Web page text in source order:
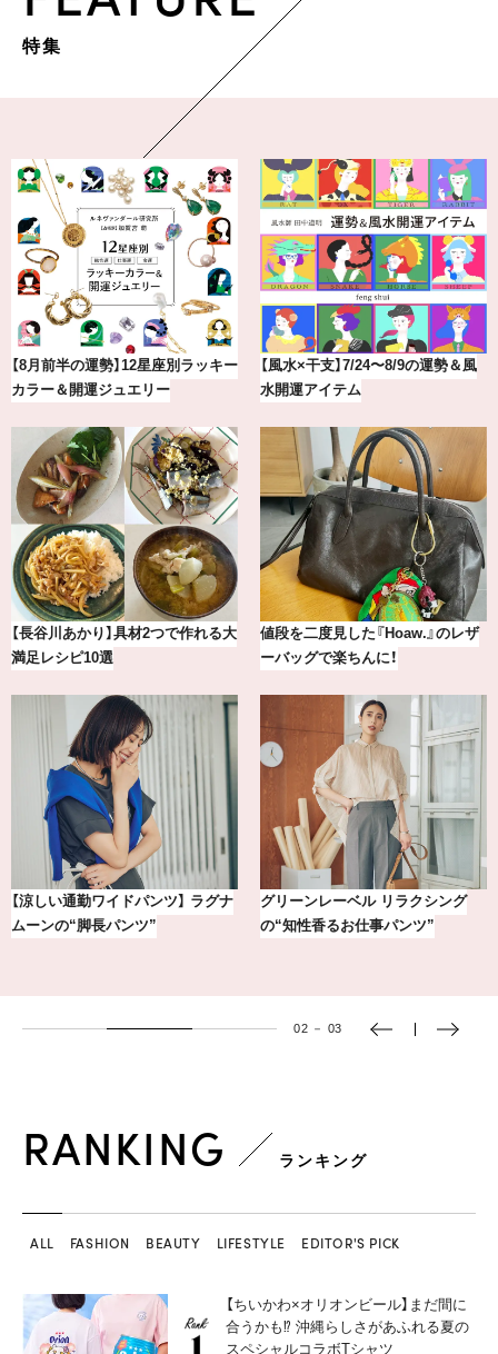
特集
最新版！東京都内のおしゃれな朝活
カフェ＆モーニング9選
冷凍宅配食【nosh-ナッシュ】で叶
える、がんばる私の「がん…
【2026年8月】鏡リュウジの12星座
別占い
【BAILA×OMO】ウオズミアミ描き
下ろし！金沢の旅リスト
【銀座かねまつ】おしゃれ＆快適な
黒スニーカー4選
気分が上がる「フルラ」のアイウェ
アを「眼鏡市場」で探して。
03 － 03
RANKING ランキング
ALL FASHION BEAUTY LIFESTYLE EDITOR'S PICK
【ちいかわ×オリオンビール】まだ間に
合うかも⁉︎ 沖縄らしさがあふれる夏の
スペシャルコラボTシャツ